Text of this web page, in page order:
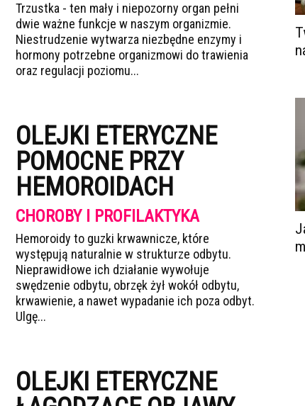
Trzustka - ten mały i niepozorny organ pełni
dwie ważne funkcje w naszym organizmie.
Niestrudzenie wytwarza niezbędne enzymy i
hormony potrzebne organizmowi do trawienia
oraz regulacji poziomu...
OLEJKI ETERYCZNE
POMOCNE PRZY
HEMOROIDACH
CHOROBY I PROFILAKTYKA
Hemoroidy to guzki krwawnicze, które
występują naturalnie w strukturze odbytu.
Nieprawidłowe ich działanie wywołuje
swędzenie odbytu, obrzęk żył wokół odbytu,
krwawienie, a nawet wypadanie ich poza odbyt.
Ulgę...
OLEJKI ETERYCZNE